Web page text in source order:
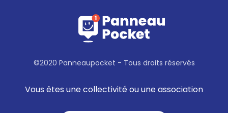
©2020 Panneaupocket - Tous droits réservés
Vous êtes une collectivité ou une association